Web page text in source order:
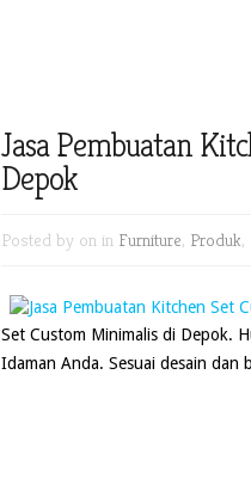
Jasa Pembuatan
Depok
Posted by on in Furniture, Produk,
Set Custom Minimalis di Depok.
Idaman Anda. Sesuai desain dan